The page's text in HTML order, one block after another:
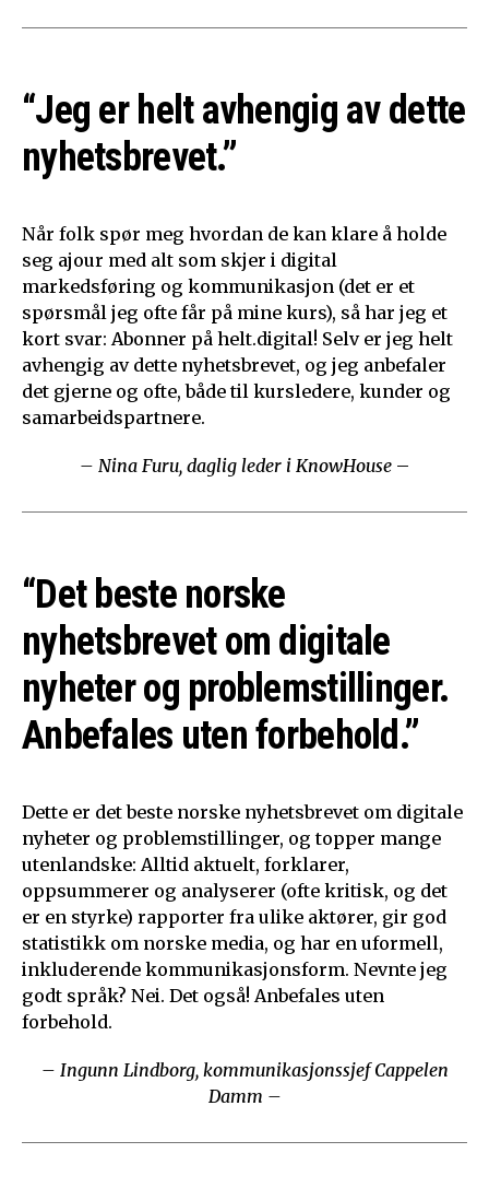
“Jeg er helt avhengig av dette
nyhetsbrevet.”
Når folk spør meg hvordan de kan klare å holde
seg ajour med alt som skjer i digital
markedsføring og kommunikasjon (det er et
spørsmål jeg ofte får på mine kurs), så har jeg et
kort svar: Abonner på helt.digital! Selv er jeg helt
avhengig av dette nyhetsbrevet, og jeg anbefaler
det gjerne og ofte, både til kursledere, kunder og
samarbeidspartnere.
– Nina Furu, daglig leder i KnowHouse –
“Det beste norske
nyhetsbrevet om digitale
nyheter og problemstillinger.
Anbefales uten forbehold.”
Dette er det beste norske nyhetsbrevet om digitale
nyheter og problemstillinger, og topper mange
utenlandske: Alltid aktuelt, forklarer,
oppsummerer og analyserer (ofte kritisk, og det
er en styrke) rapporter fra ulike aktører, gir god
statistikk om norske media, og har en uformell,
inkluderende kommunikasjonsform. Nevnte jeg
godt språk? Nei. Det også! Anbefales uten
forbehold.
– Ingunn Lindborg, kommunikasjonssjef Cappelen
Damm –